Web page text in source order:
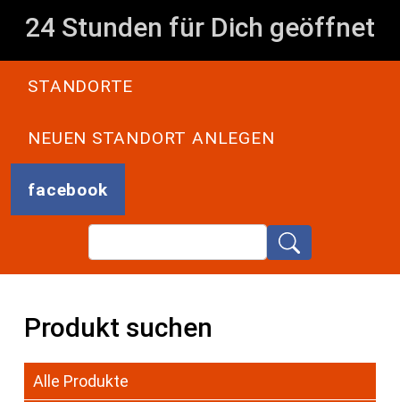
24 Stunden für Dich geöffnet
STANDORTE
NEUEN STANDORT ANLEGEN
facebook
Search
Produkt suchen
Alle Produkte